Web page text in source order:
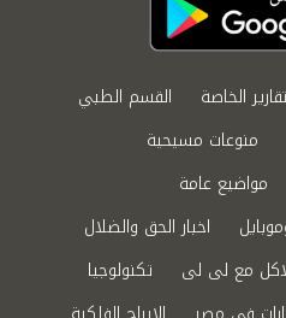
الخاصة
القسم الطبي
منوعات مسيحية
مواضيع عامة
اخبار الحق والضلال
مع لى لى
تكنولوجيا